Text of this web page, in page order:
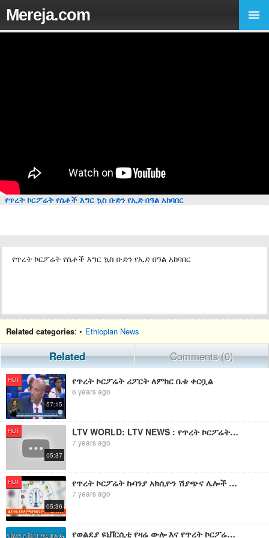
Mereja.com
የጥረት ኮርፖሬት የሴቶች እግር ኳስ ቡድን የኢድ በዓል አከባበር
የጥረት ኮርፖሬት የሴቶች እግር ኳስ ቡድን የኢድ በዓል አከባበር
Related categories: • Ethiopian News
Related Comments (0)
HOT
57:15
የጥረት ኮርፖሬት ሪፖርት ለምክር ቤቱ ቀርቧል
6 years ago
HOT
05:37
LTV WORLD: LTV NEWS : የጥረት ኮርፖሬት ኩባንያዎች ወደ ግል ሊዛወሩ ነው
7 years ago
HOT
05:36
የጥረት ኮርፖሬት ኩባንያ አክሲዮን ሽያጭና ሌሎች ኢቢኤስ አዲስ ነገር EBS What's New July 16, 2011
7 years ago
የወልደያ ዩኒቨርሲቲ የዛሬ ውሎ እና የጥረት ኮርፖሬት እጣፈንታን የተመለከቱ ዜናዎች በዋና ዋና ዜናችን አካተናል።